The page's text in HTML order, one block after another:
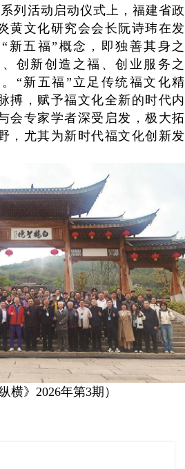
列活动启动仪式上，福建省政
黄文化研究会会长阮诗玮在发
新五福”概念，即独善其身之
创新创造之福、创业服务之
“新五福”立足传统福文化精
搏，赋予福文化全新的时代内
会专家学者深受启发，极大拓
，尤其为新时代福文化创新发
横》2026年第3期）